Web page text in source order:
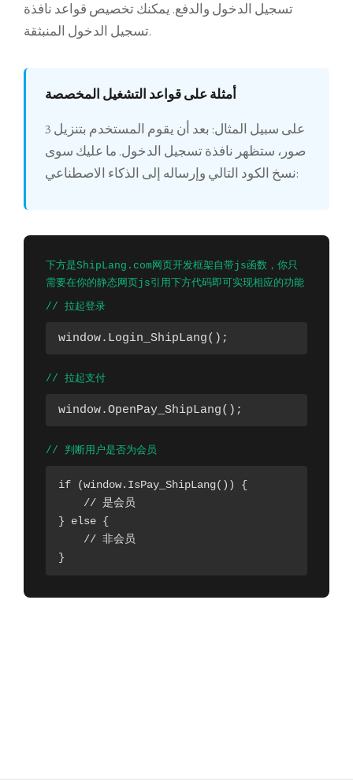
تسجيل الدخول والدفع. يمكنك تخصيص قواعد نافذة
تسجيل الدخول المنبثقة.
أمثلة على قواعد التشغيل المخصصة
على سبيل المثال: بعد أن يقوم المستخدم بتنزيل 3
صور، ستظهر نافذة تسجيل الدخول. ما عليك سوى
نسخ الكود التالي وإرساله إلى الذكاء الاصطناعي:
下方是ShipLang.com网页开发框架自带js函数，你只
需要在你的静态网页js引用下方代码即可实现相应的功能
// 拉起登录
window.Login_ShipLang();
// 拉起支付
window.OpenPay_ShipLang();
// 判断用户是否为会员
if (window.IsPay_ShipLang()) {
    // 是会员
} else {
    // 非会员
}